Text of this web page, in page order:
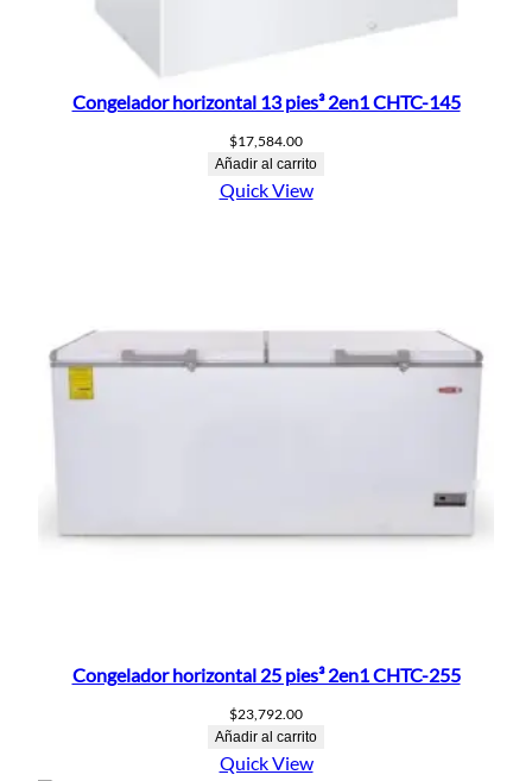
Congelador horizontal 13 pies³ 2en1 CHTC-145
$17,584.00
Añadir al carrito
Quick View
Congelador horizontal 25 pies³ 2en1 CHTC-255
$23,792.00
Añadir al carrito
Quick View